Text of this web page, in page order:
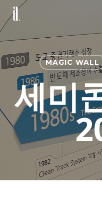
Skip
main
content
MAGIC WALL
세미